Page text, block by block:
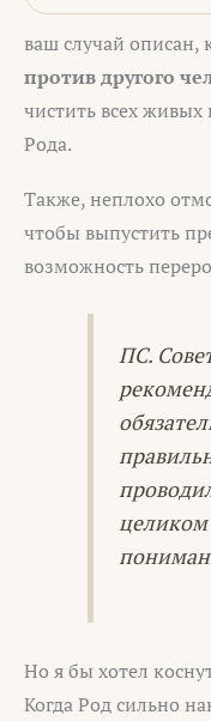
ваш случай описан,
против другого
чистить всех живых
Рода.
Также, неплохо
чтобы выпустить
возможность
ПС.
целиком
Но я бы хотел
Когда Род сильно